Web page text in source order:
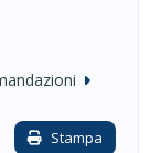
Stampa